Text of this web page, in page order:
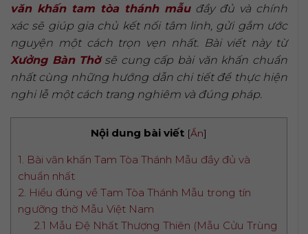
văn khấn tam tòa thánh mẫuđầy đủ và chính
xác sẽ giúp gia chủ kết nối tâm linh, gửi gắm ước
nguyện một cách trọn vẹn nhất. Bài viết này từ
Xưởng Bàn Thờsẽ cung cấp bài văn khấn chuẩn
nhất cùng những hướng dẫn chi tiết để thực hiện
nghi lễ một cách trang nghiêm và đúng pháp.
Nội dung bài viết [Ẩn]
1. Bài văn khấn Tam Tòa Thánh Mẫu đầy đủ và
chuẩn nhất
2. Hiểu đúng về Tam Tòa Thánh Mẫu trong tín
ngưỡng thờ Mẫu Việt Nam
2.1 Mẫu Đệ Nhất Thượng Thiên (Mẫu Cửu Trùng